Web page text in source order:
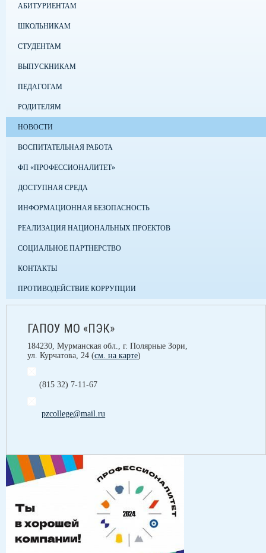
АБИТУРИЕНТАМ
ШКОЛЬНИКАМ
СТУДЕНТАМ
ВЫПУСКНИКАМ
ПЕДАГОГАМ
РОДИТЕЛЯМ
НОВОСТИ
ВОСПИТАТЕЛЬНАЯ РАБОТА
ФП «ПРОФЕССИОНАЛИТЕТ»
ДОСТУПНАЯ СРЕДА
ИНФОРМАЦИОННАЯ БЕЗОПАСНОСТЬ
РЕАЛИЗАЦИЯ НАЦИОНАЛЬНЫХ ПРОЕКТОВ
СОЦИАЛЬНОЕ ПАРТНЕРСТВО
КОНТАКТЫ
ПРОТИВОДЕЙСТВИЕ КОРРУПЦИИ
ГАПОУ МО «ПЭК»
184230, Мурманская обл., г. Полярные Зори,
ул. Курчатова, 24 (см. на карте)
(815 32) 7-11-67
pzcollege@mail.ru